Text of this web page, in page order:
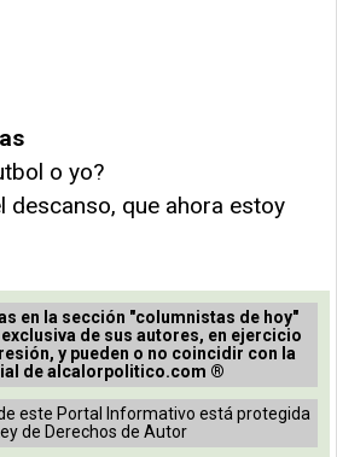
o yo?
descanso, que ahora estoy
en la sección "columnistas de hoy"
de sus autores, en ejercicio
y pueden o no coincidir con la
de alcalorpolitico.com ®
este Portal Informativo está protegida
de Derechos de Autor